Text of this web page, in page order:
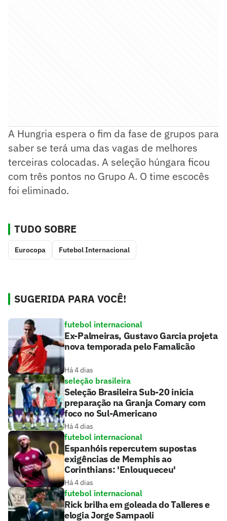
A Hungria espera o fim da fase de grupos para
saber se terá uma das vagas de melhores
terceiras colocadas. A seleção húngara ficou
com três pontos no Grupo A. O time escocês
foi eliminado.
TUDO SOBRE
Eurocopa Futebol Internacional
SUGERIDA PARA VOCÊ!
futebol internacional
Ex-Palmeiras, Gustavo Garcia projeta
nova temporada pelo Famalicão
Há 4 dias
seleção brasileira
Seleção Brasileira Sub-20 inicia
preparação na Granja Comary com
foco no Sul-Americano
Há 4 dias
futebol internacional
Espanhóis repercutem supostas
exigências de Memphis ao
Corinthians: 'Enlouqueceu'
Há 4 dias
futebol internacional
Rick brilha em goleada do Talleres e
elogia Jorge Sampaoli